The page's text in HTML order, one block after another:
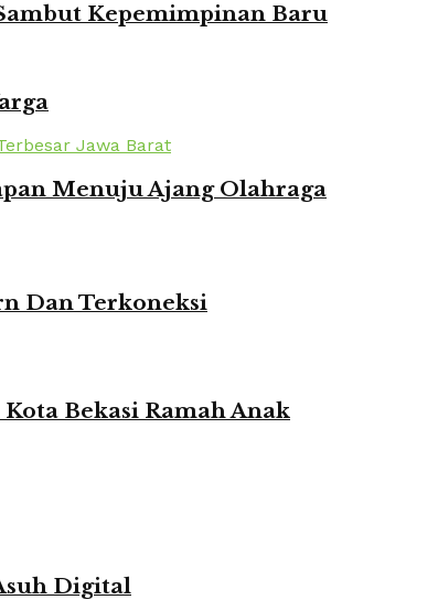
Kepemimpinan Baru
Menuju Ajang Olahraga
Dan Terkoneksi
Bekasi Ramah Anak
Digital